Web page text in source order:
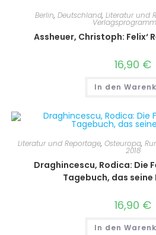
Berlin, Deutschland, Literatur und
Assheuer, Christoph: Felix‘
16,90 €
In den
Literatur und Reportage, Osteuropa,
2018
Draghincescu, Rodica: Die
Tagebuch, das
16,90 €
In den